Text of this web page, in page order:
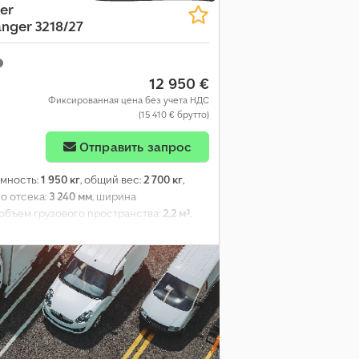
3218/27
12 950 €
Фиксированная цена без учета НДС
(15 410 € брутто)
Отправить запрос
1 950 кг, общий вес:2 700 кг,
отсека: 3 240 мм, ширина
грузового пространства: 2,2 м³,